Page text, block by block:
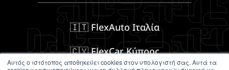
Αυτός ο ιστότοπος αποθηκεύει cookies στον υπολογιστή σας. Αυτά τα
🇮🇹 FlexAuto Ιταλία
🇨🇾 FlexCar Κύπρος